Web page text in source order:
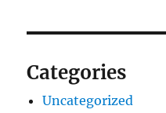
Categories
Uncategorized